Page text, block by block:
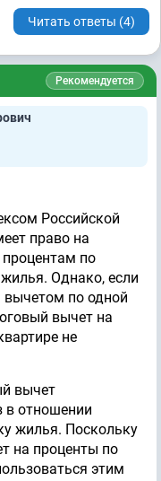
Читать ответы (4)
Рекомендуется
Российской
право на
по
Однако, если
по одной
вычет на
не
вычет
в отношении
жилья. Поскольку
на проценты по
этим